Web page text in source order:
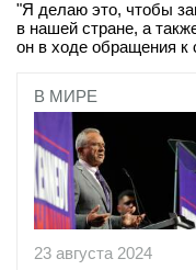
"Я делаю это, чтобы
в нашей стране, а
он в ходе обращения к
В МИРЕ
23 августа 2024